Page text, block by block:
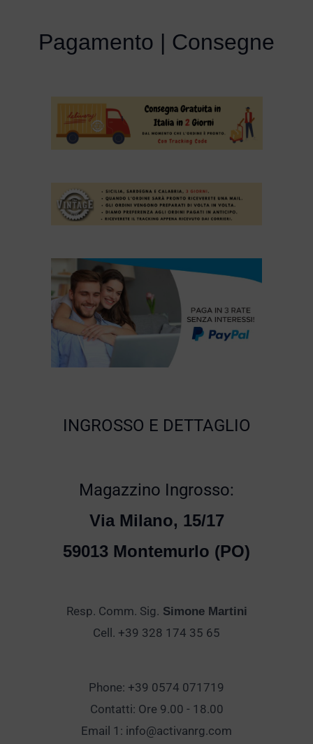
Pagamento | Consegne
INGROSSO E DETTAGLIO
Magazzino Ingrosso:
Via Milano, 15/17
59013 Montemurlo (PO)
Resp. Comm. Sig. Simone Martini
Cell. +39 328 174 35 65
Phone: +39 0574 071719
Contatti: Ore 9.00 - 18.00
Email 1: info@activanrg.com